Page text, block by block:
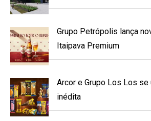
Grupo Petrópolis lança
Itaipava Premium
Arcor e Grupo Los Los se
inédita